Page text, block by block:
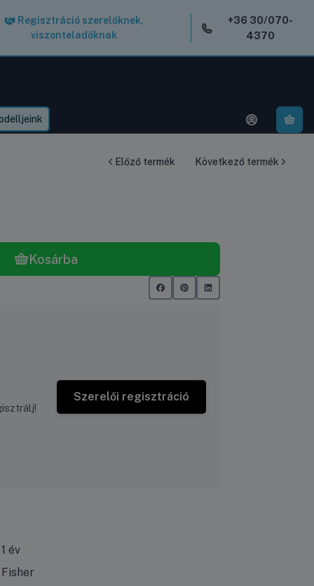
Regisztráció szerelőknek,
viszonteladóknak
+36 30/070-
4370
Előző termék Következő termék
Kosárba
Szerelői regisztráció
1 év
Fisher